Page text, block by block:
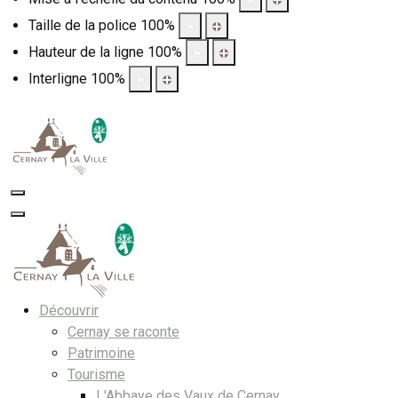
Taille de la police 100%
Hauteur de la ligne 100%
Interligne 100%
Découvrir
Cernay se raconte
Patrimoine
Tourisme